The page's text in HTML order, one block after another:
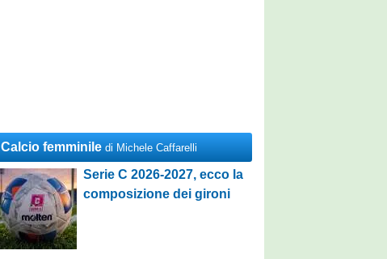
Calcio femminile di Michele Caffarelli
Serie C 2026-2027, ecco la
composizione dei gironi